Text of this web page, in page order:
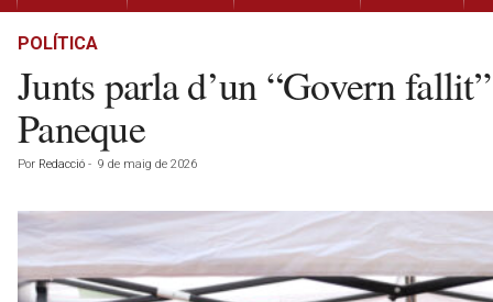
t
POLÍTICA
Junts parla d’un “Govern
Paneque
Por Redacció - 9 de maig de 2026